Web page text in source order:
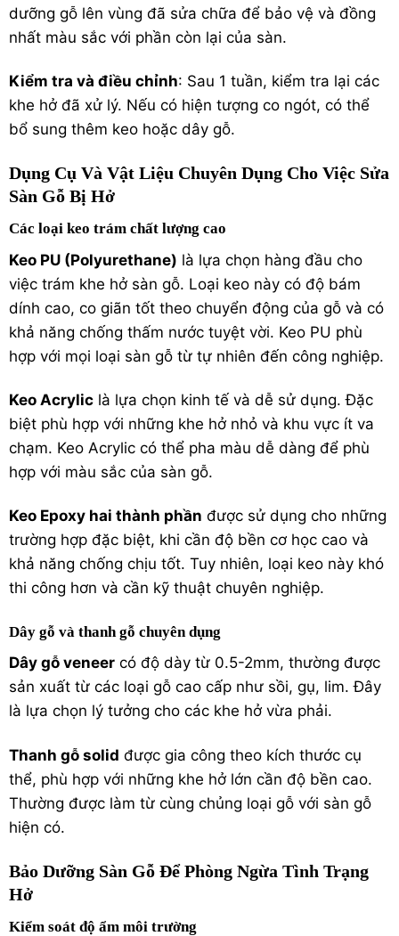
dưỡng gỗ lên vùng đã sửa chữa để bảo vệ và đồng
nhất màu sắc với phần còn lại của sàn.
Kiểm tra và điều chỉnh: Sau 1 tuần, kiểm tra lại các
khe hở đã xử lý. Nếu có hiện tượng co ngót, có thể
bổ sung thêm keo hoặc dây gỗ.
Dụng Cụ Và Vật Liệu Chuyên Dụng Cho Việc Sửa
Sàn Gỗ Bị Hở
Các loại keo trám chất lượng cao
Keo PU (Polyurethane) là lựa chọn hàng đầu cho
việc trám khe hở sàn gỗ. Loại keo này có độ bám
dính cao, co giãn tốt theo chuyển động của gỗ và có
khả năng chống thấm nước tuyệt vời. Keo PU phù
hợp với mọi loại sàn gỗ từ tự nhiên đến công nghiệp.
Keo Acrylic là lựa chọn kinh tế và dễ sử dụng. Đặc
biệt phù hợp với những khe hở nhỏ và khu vực ít va
chạm. Keo Acrylic có thể pha màu dễ dàng để phù
hợp với màu sắc của sàn gỗ.
Keo Epoxy hai thành phần được sử dụng cho những
trường hợp đặc biệt, khi cần độ bền cơ học cao và
khả năng chống chịu tốt. Tuy nhiên, loại keo này khó
thi công hơn và cần kỹ thuật chuyên nghiệp.
Dây gỗ và thanh gỗ chuyên dụng
Dây gỗ veneer có độ dày từ 0.5-2mm, thường được
sản xuất từ các loại gỗ cao cấp như sồi, gụ, lim. Đây
là lựa chọn lý tưởng cho các khe hở vừa phải.
Thanh gỗ solid được gia công theo kích thước cụ
thể, phù hợp với những khe hở lớn cần độ bền cao.
Thường được làm từ cùng chủng loại gỗ với sàn gỗ
hiện có.
Bảo Dưỡng Sàn Gỗ Để Phòng Ngừa Tình Trạng
Hở
Kiểm soát độ ẩm môi trường